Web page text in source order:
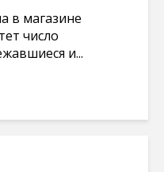
в магазине
число
и...